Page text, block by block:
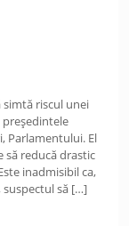
riscul unei
președintele
Parlamentului. El
să reducă drastic
inadmisibil ca,
să […]